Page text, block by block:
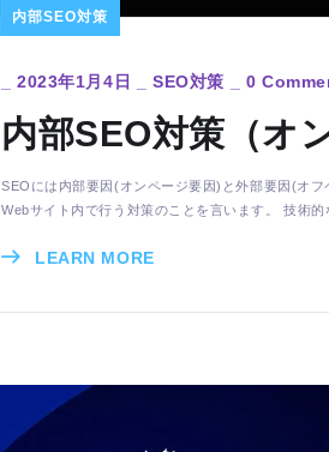
内部SEO対策
_2023年1月4日 _SEO対策 _0
内部SEO対策（オ
SEOには内部要因(オンページ要因)と外部要因(オ
Webサイト内で行う対策のことを言います。 技術
LEARN MORE